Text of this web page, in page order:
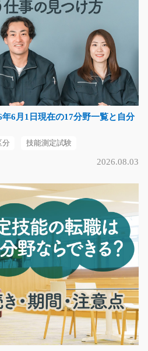
気になる
査や組立のお仕事/y08_0093
安定して働きたい方にピッタ
区
を使用した入出荷作業とピッ
気になる
6月1日現在の17分野一覧と自分
分 技能測定試験
2026.08.03